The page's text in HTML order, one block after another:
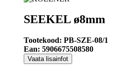
SEEKEL ø8mm
Tootekood: PB-SZE-08/1
Ean: 5906675508580
Vaata lisainfot